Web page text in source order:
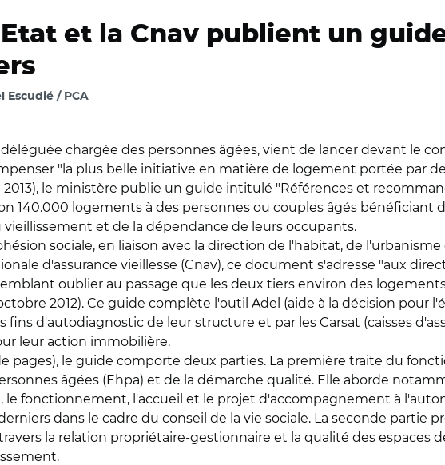
et la Cnav publient un
Escudié / PCA
chargée des personnes âgées, vient de lancer devant le
"la plus belle initiative en matière de logement portée par
le ministère publie un guide intitulé "Références et
140.000 logements à des personnes ou couples âgés bénéficiant
et de la dépendance de leurs occupants.
sociale, en liaison avec la direction de l'habitat, de
d'assurance vieillesse (Cnav), ce document s'adresse "aux
oublier au passage que les deux tiers environ des
2012). Ce guide complète l'outil Adel (aide à la décision pour
fins d'autodiagnostic de leur structure et par les Carsat (caisses
leur action immobilière.
pages), le guide comporte deux parties. La première traite du
âgées (Ehpa) et de la démarche qualité. Elle aborde
fonctionnement, l'accueil et le projet d'accompagnement à
dans le cadre du conseil de la vie sociale. La seconde partie
la relation propriétaire-gestionnaire et la qualité des espaces